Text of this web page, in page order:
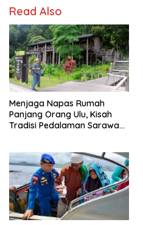
Read Also
Menjaga Napas Rumah
Panjang Orang Ulu, Kisah
Tradisi Pedalaman Sarawak